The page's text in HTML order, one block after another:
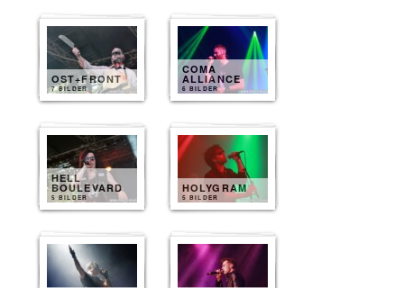
OST+FRONT
7 BILDER
COMA
ALLIANCE
6 BILDER
HELL
BOULEVARD
5 BILDER
HOLYGRAM
5 BILDER